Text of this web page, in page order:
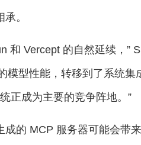
。
和 Vercept 的自然延续，”
模型性能，转移到了系统集
正成为主要的竞争阵地。”
的 MCP 服务器可能会带